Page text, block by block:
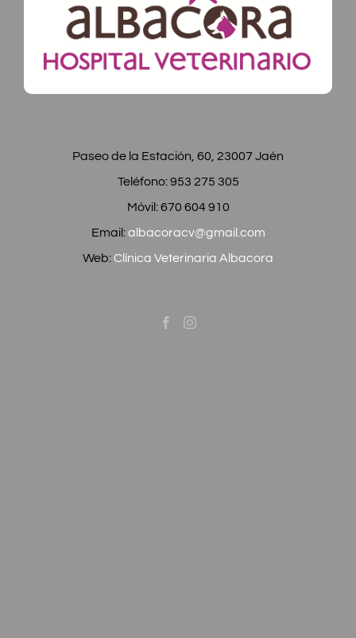
Teléfono: 953 275 305
Móvil: 670 604 910
albacoracv@gmail.com
Web:Clínica Veterinaria Albacora